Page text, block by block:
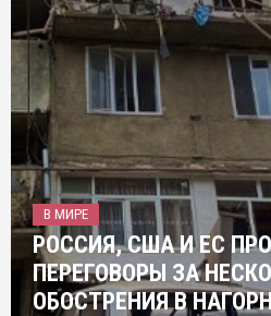
В МИРЕ
РОССИЯ, США И ЕС
ПЕРЕГОВОРЫ ЗА
ОБОСТРЕНИЯ В